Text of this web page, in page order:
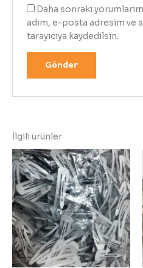
Daha sonraki
adım, e-posta adresim ve
tarayıcıya kaydedilsin.
İlgili ürünler